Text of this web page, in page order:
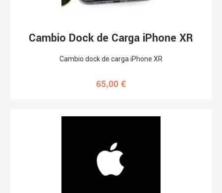
Cambio Dock de Carga iPhone XR
Cambio dock de carga iPhone XR
65,00€